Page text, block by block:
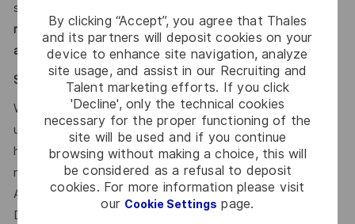
By clicking “Accept”, you agree that Thales
and its partners will deposit cookies on your
device to enhance site navigation, analyze
site usage, and assist in our Recruiting and
Talent marketing efforts. If you click
'Decline', only the technical cookies
necessary for the proper functioning of the
site will be used and if you continue
browsing without making a choice, this will
be considered as a refusal to deposit
cookies. For more information please visit
our Cookie Settings page.
sicherer und inklusiver zu gestalten.
nachhaltigen, werteorientierten Personalführung treten wir
aktiv für Diversität ein.
Say HI* – Dein Weg zu uns
Wenn die Zeichen der Zeit auf Veränderung stehen, sind
unsere internationalen Teams da, um der Komplexität von
heute mit den branchenführenden Technologien von
morgen zu begegnen. Bist Du dabei? Deine
AnsprechpartnerinMaria Gaissertfreut sich schon auf
Deine Online-Bewerbung über unser